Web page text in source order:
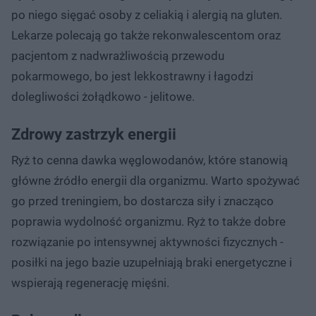
po niego sięgać osoby z celiakią i alergią na gluten.
Lekarze polecają go także rekonwalescentom oraz
pacjentom z nadwrażliwością przewodu
pokarmowego, bo jest lekkostrawny i łagodzi
dolegliwości żołądkowo - jelitowe.
Zdrowy zastrzyk energii
Ryż to cenna dawka węglowodanów, które stanowią
główne źródło energii dla organizmu. Warto spożywać
go przed treningiem, bo dostarcza siły i znacząco
poprawia wydolność organizmu. Ryż to także dobre
rozwiązanie po intensywnej aktywności fizycznych -
posiłki na jego bazie uzupełniają braki energetyczne i
wspierają regenerację mięśni.